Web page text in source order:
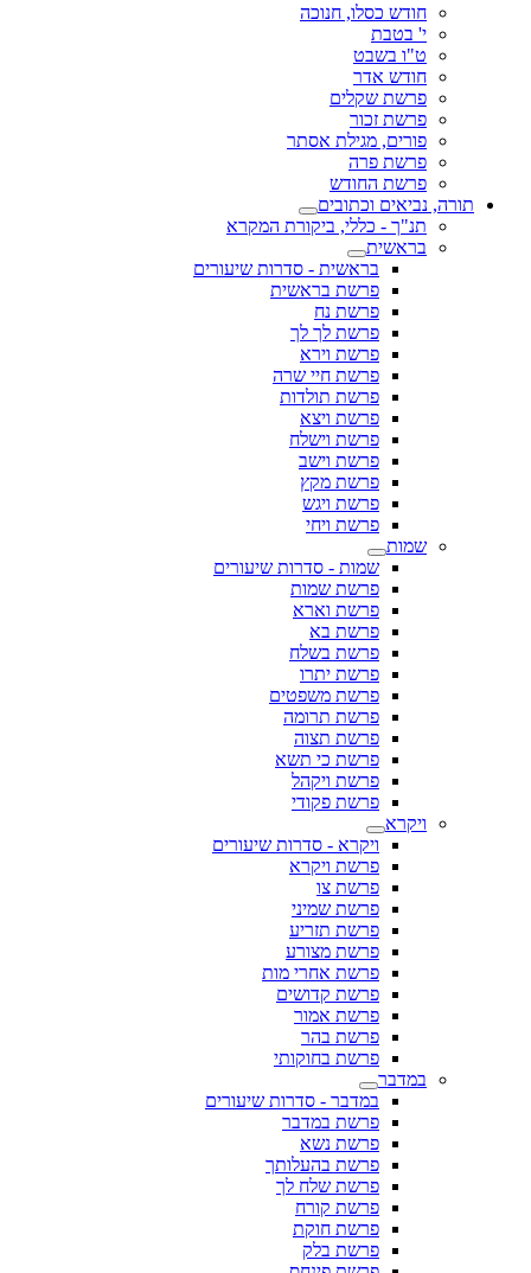
חודש כסלו, חנוכה
י' בטבת
ט"ו בשבט
חודש אדר
פרשת שקלים
פרשת זכור
פורים, מגילת אסתר
פרשת פרה
פרשת החודש
תורה, נביאים וכתובים
תנ"ך - כללי, ביקורת המקרא
בראשית
בראשית - סדרות שיעורים
פרשת בראשית
פרשת נח
פרשת לך לך
פרשת וירא
פרשת חיי שרה
פרשת תולדות
פרשת ויצא
פרשת וישלח
פרשת וישב
פרשת מקץ
פרשת ויגש
פרשת ויחי
שמות
שמות - סדרות שיעורים
פרשת שמות
פרשת וארא
פרשת בא
פרשת בשלח
פרשת יתרו
פרשת משפטים
פרשת תרומה
פרשת תצוה
פרשת כי תשא
פרשת ויקהל
פרשת פקודי
ויקרא
ויקרא - סדרות שיעורים
פרשת ויקרא
פרשת צו
פרשת שמיני
פרשת תזריע
פרשת מצורע
פרשת אחרי מות
פרשת קדושים
פרשת אמור
פרשת בהר
פרשת בחוקותי
במדבר
במדבר - סדרות שיעורים
פרשת במדבר
פרשת נשא
פרשת בהעלותך
פרשת שלח לך
פרשת קורח
פרשת חוקת
פרשת בלק